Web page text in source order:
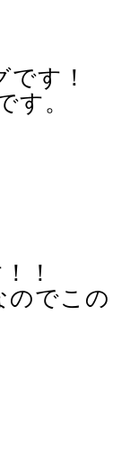
す！
す。
！
のでこの